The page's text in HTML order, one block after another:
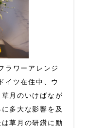
ラワーアレンジ
イツ在住中、ウ
月のいけばなが
多大な影響を及
草月の研鑽に励